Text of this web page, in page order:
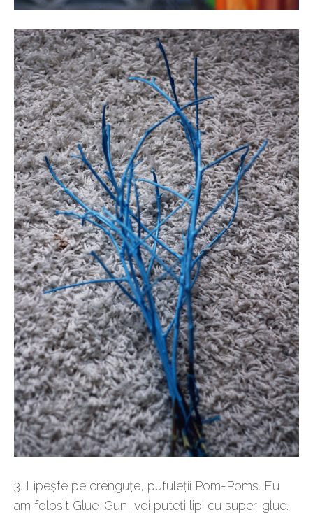
3. Lipește pe crenguțe, pufuleții Pom-Poms. Eu
am folosit Glue-Gun, voi puteți lipi cu super-glue.